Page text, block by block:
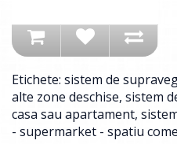
Etichete: sistem de
alte zone deschise, sistem
casa sau apartament,
- supermarket - spatiu